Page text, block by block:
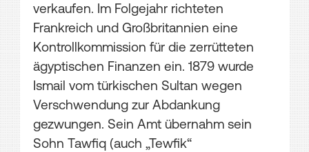
verkaufen. Im Folgejahr richteten
Frankreich und Großbritannien eine
Kontrollkommission für die zerrütteten
ägyptischen Finanzen ein. 1879 wurde
Ismail vom türkischen Sultan wegen
Verschwendung zur Abdankung
gezwungen. Sein Amt übernahm sein
Sohn Tawfiq (auch „Tewfik“